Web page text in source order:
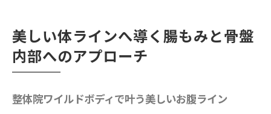
美しい体ラインへ導く腸もみと骨盤
内部へのアプローチ
整体院ワイルドボディで叶う美しいお腹ライン